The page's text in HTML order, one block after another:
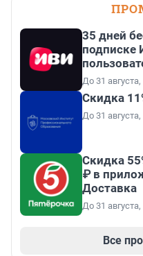
35 дней
подписке
До 31
Скидка
До 31
Скидка
₽ в
Доставка
До 31
Все